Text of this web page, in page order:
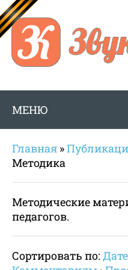
МЕНЮ
Главная »
Методика
Методические
педагогов.
Сортировать по: Дате